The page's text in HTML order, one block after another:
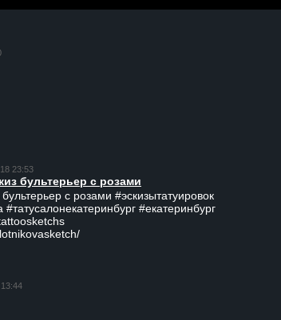
23:53
бультерьер с розами
с розами #эскизытатуировок
#екатеринбург